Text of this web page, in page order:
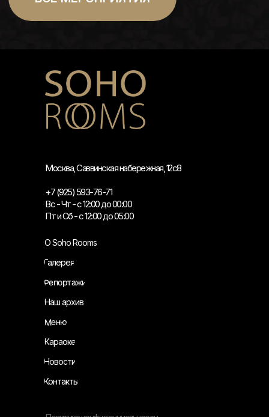
Москва, Саввинская набережная, 12с8
+7 (925) 593-76-71
Вс - Чт - с 12:00 до 00:00
Пт и Сб - с 12:00 до 05:00
О Soho Rooms
Галерея
Репортажи
Наш архив
Меню
Караоке
Новости
Контакты